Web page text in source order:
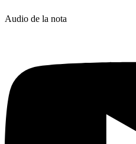
Audio de la nota